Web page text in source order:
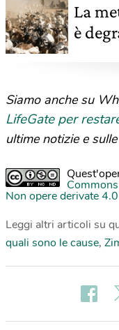
La
è
Siamo anche su
LifeGate per
ultime notizie e
Non opere derivate
Leggi altri articoli su
quali sono le cause,